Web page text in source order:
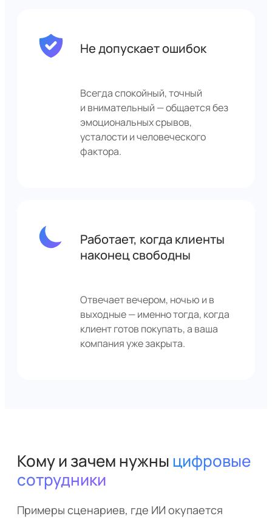
Не допускает ошибок
Всегда спокойный, точный
и внимательный — общается без
эмоциональных срывов,
усталости и человеческого
фактора.
Работает, когда клиенты
наконец свободны
Отвечает вечером, ночью и в
выходные — именно тогда, когда
клиент готов покупать, а ваша
компания уже закрыта.
Кому и зачем нужныцифровые
сотрудники
Примеры сценариев, где ИИ окупается